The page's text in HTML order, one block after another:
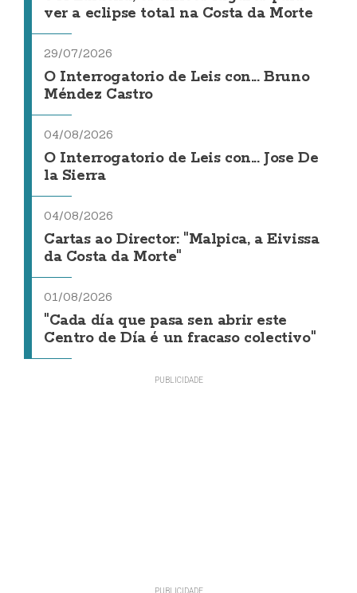
ver a eclipse total na Costa da Morte
29/07/2026
O Interrogatorio de Leis con... Bruno
Méndez Castro
04/08/2026
O Interrogatorio de Leis con... Jose De
la Sierra
04/08/2026
Cartas ao Director: "Malpica, a Eivissa
da Costa da Morte"
01/08/2026
"Cada día que pasa sen abrir este
Centro de Día é un fracaso colectivo"